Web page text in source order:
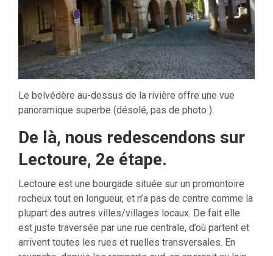
Le belvédère au-dessus de la rivière offre une vue
panoramique superbe (désolé, pas de photo ).
De là, nous redescendons sur
Lectoure, 2e étape.
Lectoure est une bourgade située sur un promontoire
rocheux tout en longueur, et n’a pas de centre comme la
plupart des autres villes/villages locaux. De fait elle
est juste traversée par une rue centrale, d’où partent et
arrivent toutes les rues et ruelles transversales. En